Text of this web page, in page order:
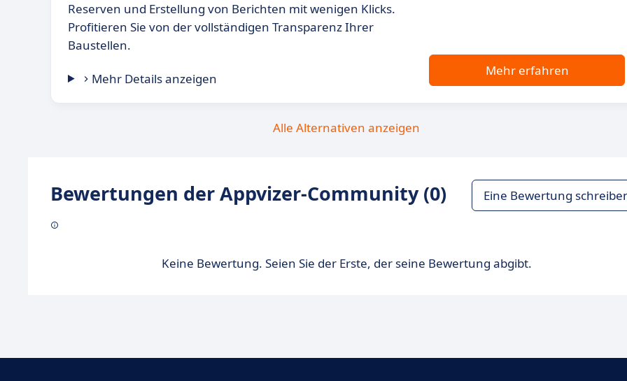
Reserven und Erstellung von Berichten mit wenigen Klicks.
Profitieren Sie von der vollständigen Transparenz Ihrer
Baustellen.
Mehr Details anzeigen
Mehr erfahren
Alle Alternativen anzeigen
Bewertungen der Appvizer-Community (0) Eine Bewertung
Keine Bewertung. Seien Sie der Erste, der seine Bewertung abgibt.